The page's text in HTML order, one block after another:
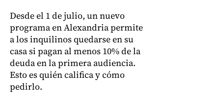
Desde el 1 de julio, un nuevo
programa en Alexandria permite
a los inquilinos quedarse en su
casa si pagan al menos 10% de la
deuda en la primera audiencia.
Esto es quién califica y cómo
pedirlo.